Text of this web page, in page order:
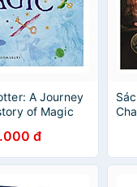
A Journey
of Magic
đ